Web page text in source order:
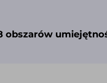
obszarów